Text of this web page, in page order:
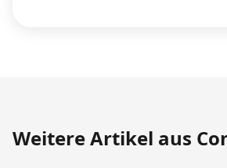
Weitere Artikel aus